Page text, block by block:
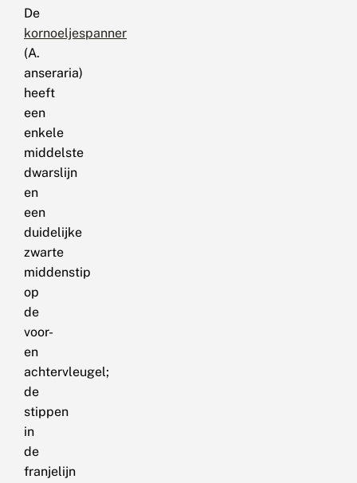
De
kornoeljespanner
(A.
anseraria)
heeft
een
enkele
middelste
dwarslijn
en
een
duidelijke
zwarte
middenstip
op
de
voor-
en
achtervleugel;
de
stippen
in
de
franjelijn